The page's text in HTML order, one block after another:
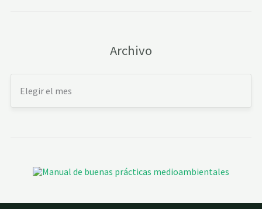
Archivo